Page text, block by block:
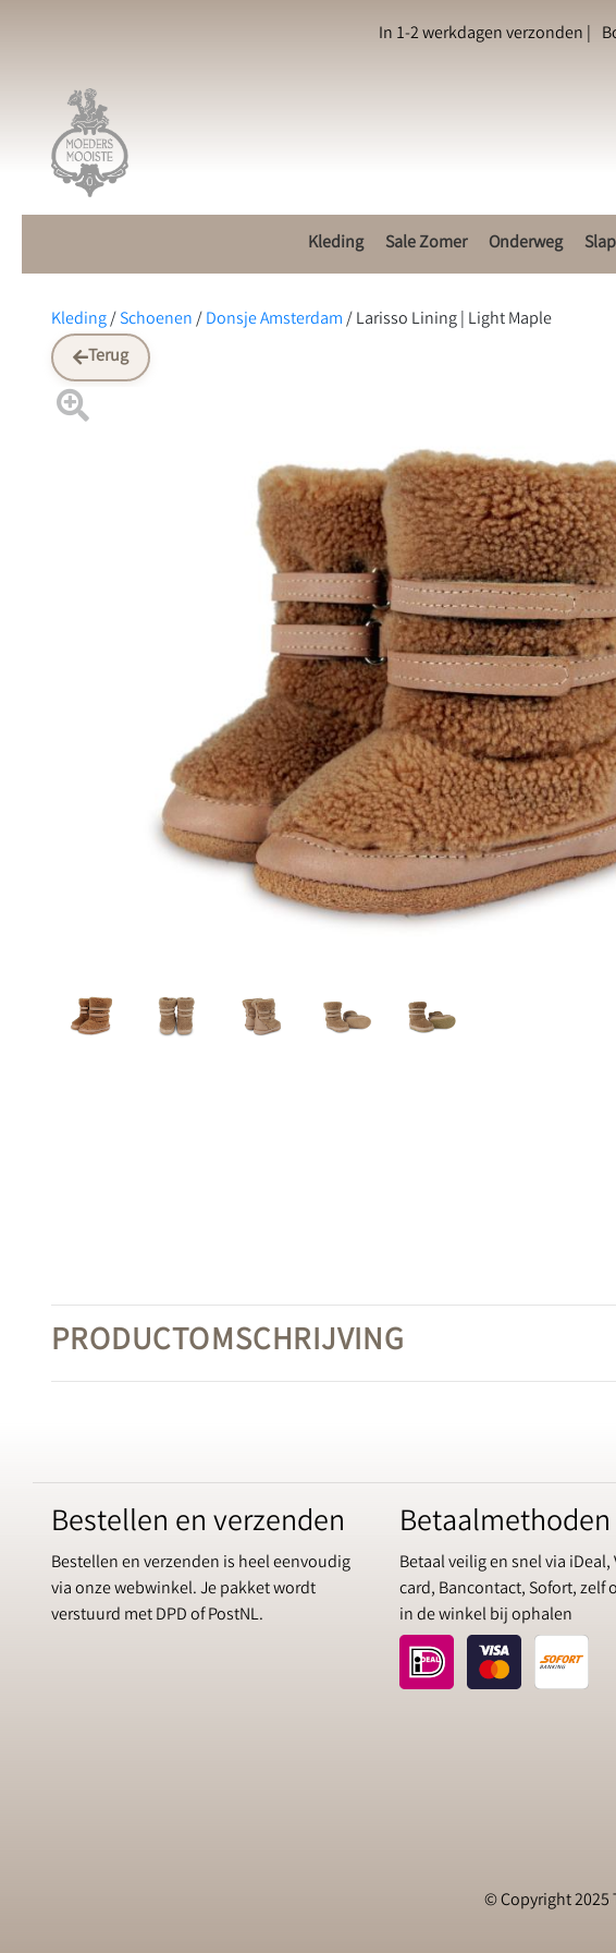
In 1-2 werkdagen verzonden |
Kleding Sale Zomer Onderweg
Kleding/Schoenen/Donsje Amsterdam/Larisso Lining | Light Maple
Terug
PRODUCTOMSCHRIJVING
Bestellen en verzenden
Bestellen en verzenden is heel eenvoudig
via onze webwinkel. Je pakket wordt
verstuurd met DPD of PostNL.
Betaalmethoden
Betaal veilig en snel via iDeal,
card, Bancontact, Sofort, zelf
in de winkel bij ophalen
© Copyright 2025